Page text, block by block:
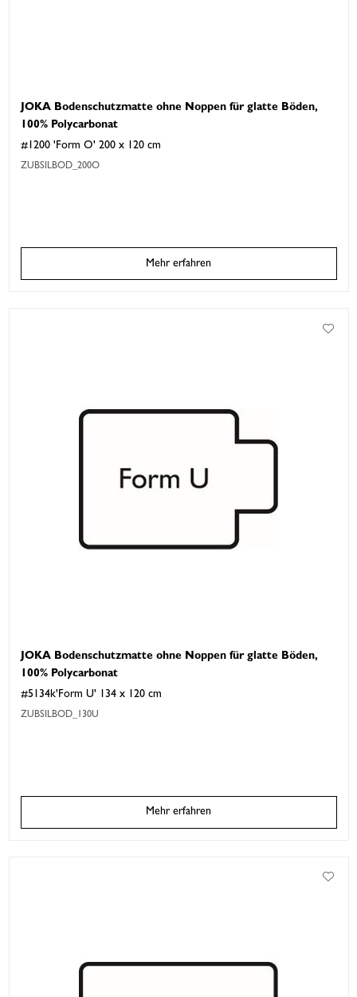
JOKA Bodenschutzmatte ohne Noppen für glatte Böden,
100% Polycarbonat
#1200 'Form O' 200 x 120 cm
ZUBSILBOD_200O
Mehr erfahren
JOKA Bodenschutzmatte ohne Noppen für glatte Böden,
100% Polycarbonat
#5134k'Form U' 134 x 120 cm
ZUBSILBOD_130U
Mehr erfahren